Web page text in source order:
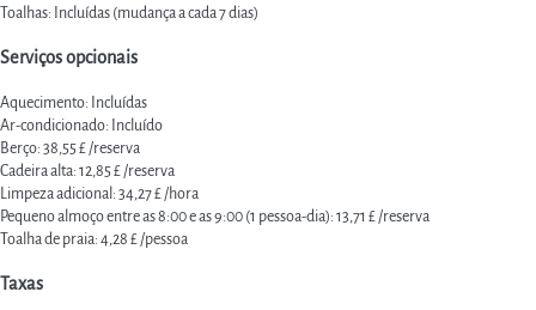
Toalhas: Incluídas (mudança a cada 7 dias)
Serviços opcionais
Aquecimento: Incluídas
Ar-condicionado: Incluído
Berço: 38,55 £ /reserva
Cadeira alta: 12,85 £ /reserva
Limpeza adicional: 34,27 £ /hora
Pequeno almoço entre as 8:00 e as 9:00 (1 pessoa-dia): 13,71 £ /reserva
Toalha de praia: 4,28 £ /pessoa
Taxas